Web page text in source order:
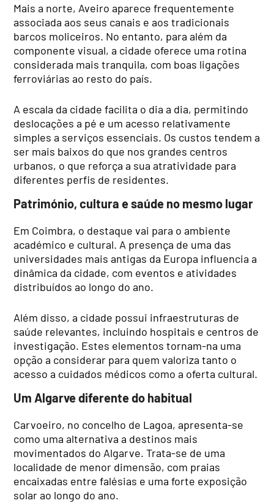
Mais a norte, Aveiro aparece frequentemente
associada aos seus canais e aos tradicionais
barcos moliceiros. No entanto, para além da
componente visual, a cidade oferece uma rotina
considerada mais tranquila, com boas ligações
ferroviárias ao resto do país.
A escala da cidade facilita o dia a dia, permitindo
deslocações a pé e um acesso relativamente
simples a serviços essenciais. Os custos tendem a
ser mais baixos do que nos grandes centros
urbanos, o que reforça a sua atratividade para
diferentes perfis de residentes.
Património, cultura e saúde no mesmo lugar
Em Coimbra, o destaque vai para o ambiente
académico e cultural. A presença de uma das
universidades mais antigas da Europa influencia a
dinâmica da cidade, com eventos e atividades
distribuídos ao longo do ano.
Além disso, a cidade possui infraestruturas de
saúde relevantes, incluindo hospitais e centros de
investigação. Estes elementos tornam-na uma
opção a considerar para quem valoriza tanto o
acesso a cuidados médicos como a oferta cultural.
Um Algarve diferente do habitual
Carvoeiro, no concelho de Lagoa, apresenta-se
como uma alternativa a destinos mais
movimentados do Algarve. Trata-se de uma
localidade de menor dimensão, com praias
encaixadas entre falésias e uma forte exposição
solar ao longo do ano.